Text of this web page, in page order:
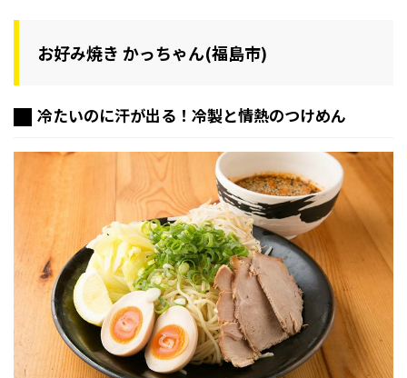
お好み焼き かっちゃん(福島市)
冷たいのに汗が出る！冷製と情熱のつけめん